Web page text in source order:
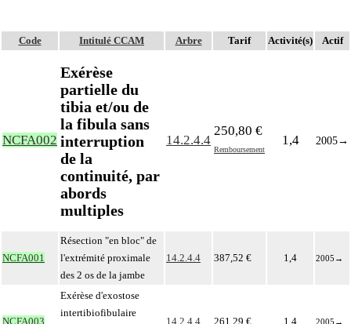
Code Intitulé CCAM Arbre Tarif Activité(s) Actif
NCFA002
Exérèse
partielle du
tibia et/ou de
la fibula sans
interruption
de la
continuité, par
abords
multiples
14.2.4.4
250,80 €
Remboursement
1,4 2005→
NCFA001
Résection "en bloc" de
l'extrémité proximale
des 2 os de la jambe
14.2.4.4 387,52 € 1,4 2005 →
NCFA003
Exérèse d'exostose
intertibiofibulaire
14.2.4.4 261,29 € 1,4 2005 →